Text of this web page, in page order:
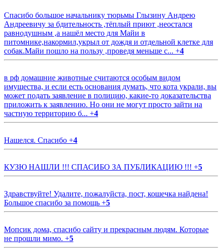
Спасибо большое начальнику тюрьмы Глызину Андрею
Андреевичу за бдительность ,тёплый приют ,неостался
равнодушным ,а нашёл место для Майи в
питомнике,накормил,укрыл от дождя и отдельной клетке для
собак.Майи пошло на пользу ,проведя меньше с... +4
в рф домашние животные считаются особым видом
имущества, и если есть основания думать, что кота украли, вы
может подать заявление в полицию, какие-то доказательства
приложить к заявлению. Но они не могут просто зайти на
частную территорию б... +4
Нашелся. Спасибо +4
КУЗЮ НАШЛИ !!! СПАСИБО ЗА ПУБЛИКАЦИЮ !!! +5
Здравствуйте! Удалите, пожалуйста, пост, кошечка найдена!
Большое спасибо за помощь +5
Мопсик дома, спасибо сайту и прекрасным людям. Которые
не прошли мимо. +5